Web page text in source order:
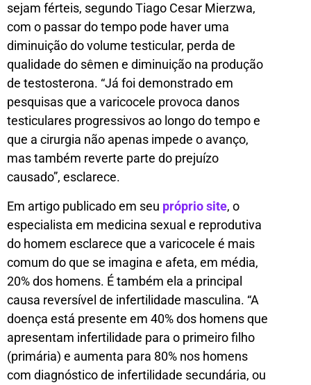
sejam férteis, segundo Tiago Cesar Mierzwa,
com o passar do tempo pode haver uma
diminuição do volume testicular, perda de
qualidade do sêmen e diminuição na produção
de testosterona. “Já foi demonstrado em
pesquisas que a varicocele provoca danos
testiculares progressivos ao longo do tempo e
que a cirurgia não apenas impede o avanço,
mas também reverte parte do prejuízo
causado”, esclarece.
Em artigo publicado em seu próprio site, o
especialista em medicina sexual e reprodutiva
do homem esclarece que a varicocele é mais
comum do que se imagina e afeta, em média,
20% dos homens. É também ela a principal
causa reversível de infertilidade masculina. “A
doença está presente em 40% dos homens que
apresentam infertilidade para o primeiro filho
(primária) e aumenta para 80% nos homens
com diagnóstico de infertilidade secundária, ou